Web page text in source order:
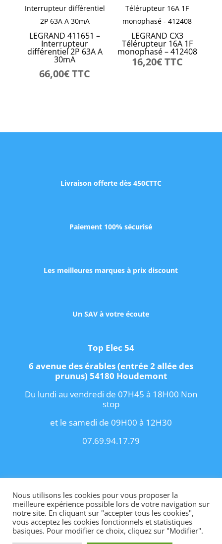
LEGRAND 411651 –
Interrupteur
différentiel 2P 63A A
30mA
66,00€TTC
LEGRAND CX3
Télérupteur 16A 1F
monophasé – 412408
16,20€TTC
Livraison offerte dès 450€TTC
Paiement 100% sécurisé
Les meilleures marques à prix discount
Un SAV à votre écoute
Top Elec 54
6 avenue des érables (entrée 2 allée des
prunus) 54180 Houdemont
Du lundi au vendredi de 07H45 à 18H00 Non
stop
et le samedi de 09H00 à 12H30
07.69.94.17.79
Copyright 2021 IConditions Générales de
VenteIContact
Site internet créé par OhMyConcept.fr
Nous utilisons les cookies pour vous proposer la
meilleure expérience possible lors de votre navigation sur
notre site. En cliquant sur "accepter tous les cookies",
vous acceptez les cookies fonctionnels et statistiques
basiques. Pour modifier ce choix, cliquez sur "Modifier".